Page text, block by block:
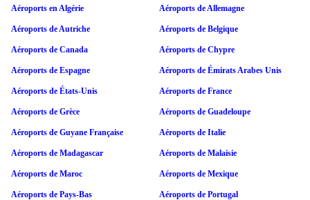
Aéroports en Algérie Aéroports de Allemagne
Aéroports de Autriche Aéroports de Belgique
Aéroports de Canada Aéroports de Chypre
Aéroports de Espagne Aéroports de Émirats Arabes Unis
Aéroports de États-Unis Aéroports de France
Aéroports de Grèce Aéroports de Guadeloupe
Aéroports de Guyane Française Aéroports de Italie
Aéroports de Madagascar Aéroports de Malaisie
Aéroports de Maroc Aéroports de Mexique
Aéroports de Pays-Bas Aéroports de Portugal